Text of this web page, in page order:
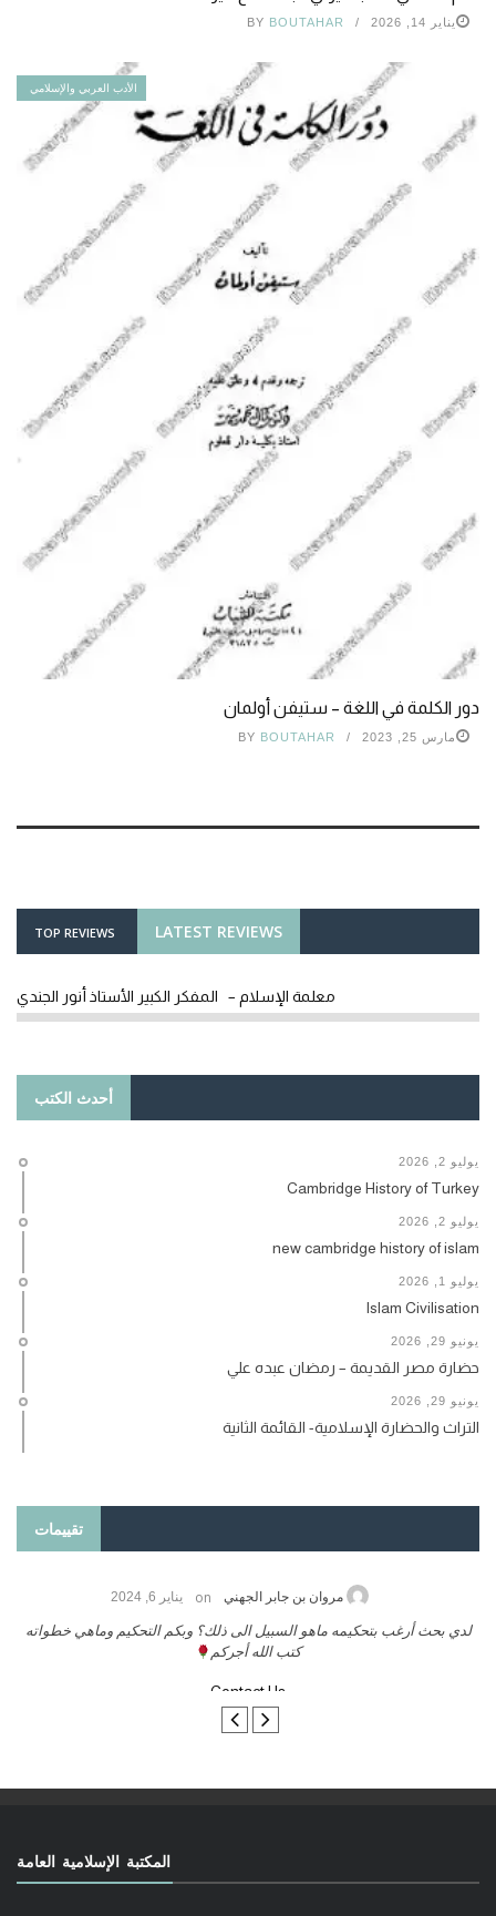
يناير 14, 2026 BY BOUTAHAR
الأدب العربي والإسلامي
دور الكلمة في اللغة – ستيفن أولمان
مارس 25, 2023 BY BOUTAHAR
LATEST REVIEWS
TOP REVIEWS
معلمة الإسلام – المفكر الكبير الأستاذ أنور الجندي
أحدث الكتب
يوليو 2, 2026
Cambridge History of Turkey
يوليو 2, 2026
new cambridge history of islam
يوليو 1, 2026
Islam Civilisation
يونيو 29, 2026
حضارة مصر القديمة – رمضان عبده علي
يونيو 29, 2026
التراث والحضارة الإسلامية- القائمة الثانية
تقييمات
حامد الزريقي on يناير 25, 2026
السلام عليكم ورحمة الله وبركاتة أرغب بنشر كتابي معكم
المكتبة الإسلامية العامة